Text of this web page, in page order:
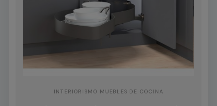
INTERIORISMO MUEBLES DE COCINA